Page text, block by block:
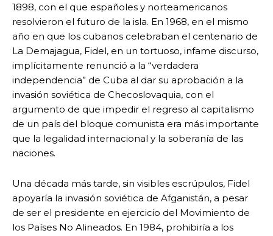
1898, con el que españoles y norteamericanos
resolvieron el futuro de la isla. En 1968, en el mismo
año en que los cubanos celebraban el centenario de
La Demajagua, Fidel, en un tortuoso, infame discurso,
implícitamente renunció a la “verdadera
independencia” de Cuba al dar su aprobación a la
invasión soviética de Checoslovaquia, con el
argumento de que impedir el regreso al capitalismo
de un país del bloque comunista era más importante
que la legalidad internacional y la soberanía de las
naciones.
Una década más tarde, sin visibles escrúpulos, Fidel
apoyaría la invasión soviética de Afganistán, a pesar
de ser el presidente en ejercicio del Movimiento de
los Países No Alineados. En 1984, prohibiría a los